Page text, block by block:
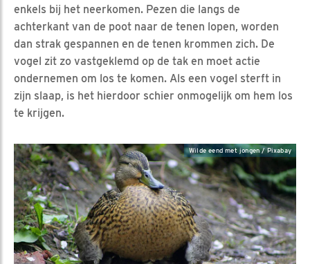
enkels bij het neerkomen. Pezen die langs de
achterkant van de poot naar de tenen lopen, worden
dan strak gespannen en de tenen krommen zich. De
vogel zit zo vastgeklemd op de tak en moet actie
ondernemen om los te komen. Als een vogel sterft in
zijn slaap, is het hierdoor schier onmogelijk om hem los
te krijgen.
Wilde eend met jongen / Pixabay